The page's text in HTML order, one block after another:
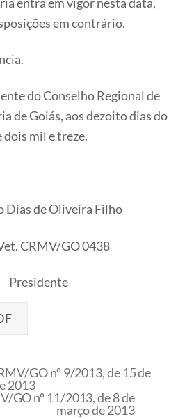
em contrário.
do Conselho Regional de
de Goiás, aos dezoito dias do
dois mil e treze.
Dias de Oliveira Filho
CRMV/GO 0438
Presidente
GO nº 9/2013, de 15 de
2013
GO nº 11/2013, de 8 de
março de 2013